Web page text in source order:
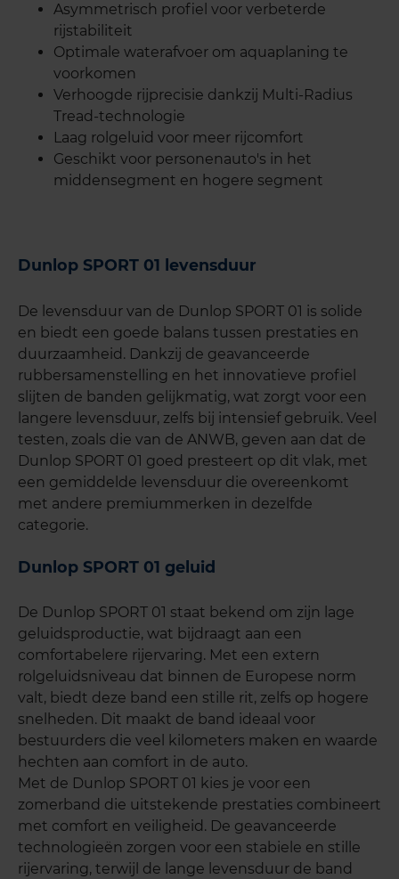
Asymmetrisch profiel voor verbeterde
rijstabiliteit
Optimale waterafvoer om aquaplaning te
voorkomen
Verhoogde rijprecisie dankzij Multi-Radius
Tread-technologie
Laag rolgeluid voor meer rijcomfort
Geschikt voor personenauto's in het
middensegment en hogere segment
Dunlop SPORT 01 levensduur
De levensduur van de Dunlop SPORT 01 is solide
en biedt een goede balans tussen prestaties en
duurzaamheid. Dankzij de geavanceerde
rubbersamenstelling en het innovatieve profiel
slijten de banden gelijkmatig, wat zorgt voor een
langere levensduur, zelfs bij intensief gebruik. Veel
testen, zoals die van de ANWB, geven aan dat de
Dunlop SPORT 01 goed presteert op dit vlak, met
een gemiddelde levensduur die overeenkomt
met andere premiummerken in dezelfde
categorie.
Dunlop SPORT 01 geluid
De Dunlop SPORT 01 staat bekend om zijn lage
geluidsproductie, wat bijdraagt aan een
comfortabelere rijervaring. Met een extern
rolgeluidsniveau dat binnen de Europese norm
valt, biedt deze band een stille rit, zelfs op hogere
snelheden. Dit maakt de band ideaal voor
bestuurders die veel kilometers maken en waarde
hechten aan comfort in de auto.
Met de Dunlop SPORT 01 kies je voor een
zomerband die uitstekende prestaties combineert
met comfort en veiligheid. De geavanceerde
technologieën zorgen voor een stabiele en stille
rijervaring, terwijl de lange levensduur de band